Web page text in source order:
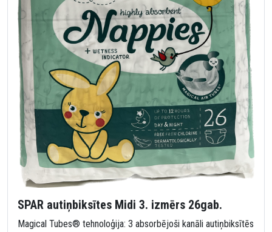
SPAR autiņbiksītes Midi 3. izmērs 26gab.
Magical Tubes® tehnoloģija: 3 absorbējoši kanāli autiņbiksītēs